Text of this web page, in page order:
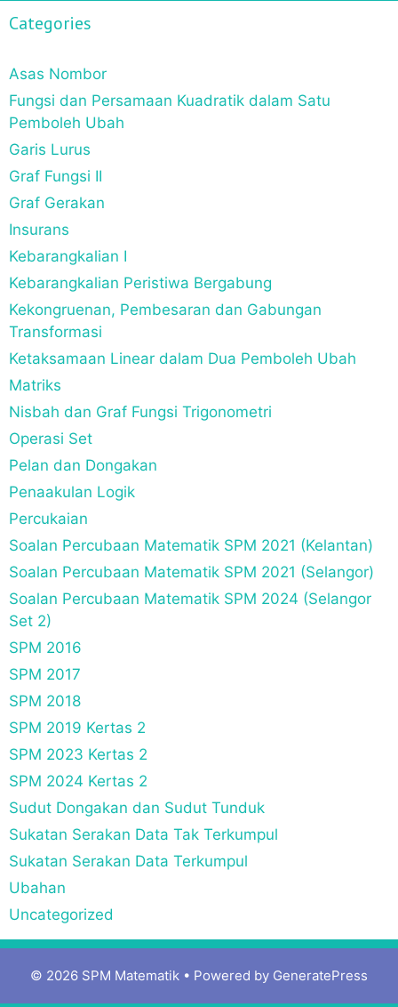
Categories
Asas Nombor
Fungsi dan Persamaan Kuadratik dalam Satu
Pemboleh Ubah
Garis Lurus
Graf Fungsi II
Graf Gerakan
Insurans
Kebarangkalian I
Kebarangkalian Peristiwa Bergabung
Kekongruenan, Pembesaran dan Gabungan
Transformasi
Ketaksamaan Linear dalam Dua Pemboleh Ubah
Matriks
Nisbah dan Graf Fungsi Trigonometri
Operasi Set
Pelan dan Dongakan
Penaakulan Logik
Percukaian
Soalan Percubaan Matematik SPM 2021 (Kelantan)
Soalan Percubaan Matematik SPM 2021 (Selangor)
Soalan Percubaan Matematik SPM 2024 (Selangor
Set 2)
SPM 2016
SPM 2017
SPM 2018
SPM 2019 Kertas 2
SPM 2023 Kertas 2
SPM 2024 Kertas 2
Sudut Dongakan dan Sudut Tunduk
Sukatan Serakan Data Tak Terkumpul
Sukatan Serakan Data Terkumpul
Ubahan
Uncategorized
© 2026 SPM Matematik • Powered by GeneratePress